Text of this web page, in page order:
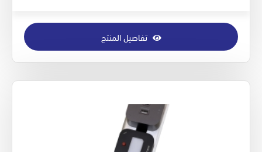
تفاصيل المنتج